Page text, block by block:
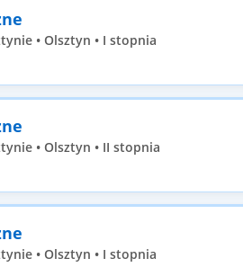
• Olsztyn • I stopnia
• Olsztyn • II stopnia
• Olsztyn • I stopnia